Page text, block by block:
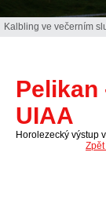
Kalbling ve večerním
Pelikan
UIAA
Horolezecký výstup